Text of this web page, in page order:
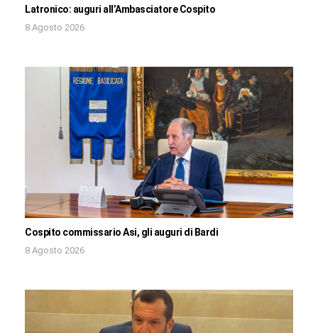
Latronico: auguri all’Ambasciatore Cospito
8 Agosto 2026
Cospito commissario Asi, gli auguri di Bardi
8 Agosto 2026